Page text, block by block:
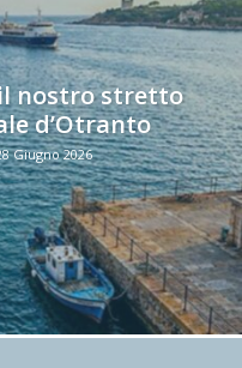
nostro stretto
d’Otranto
Giugno 2026